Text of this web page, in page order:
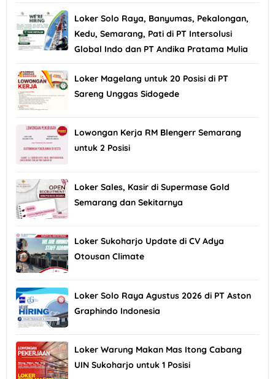
Loker Solo Raya, Banyumas, Pekalongan,
Kedu, Semarang, Pati di PT Intersolusi
Global Indo dan PT Andika Pratama Mulia
Loker Magelang untuk 20 Posisi di PT
Sareng Unggas Sidogede
Lowongan Kerja RM Blengerr Semarang
untuk 2 Posisi
Loker Sales, Kasir di Supermase Gold
Semarang dan Sekitarnya
Loker Sukoharjo Update di CV Adya
Otousan Climate
Loker Solo Raya Agustus 2026 di PT Aston
Graphindo Indonesia
Loker Warung Makan Mas Itong Cabang
UIN Sukoharjo untuk 1 Posisi